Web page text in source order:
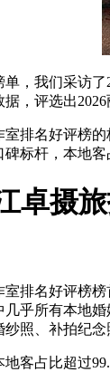
，我们采访
，评选出
室排名好评榜
标杆，本地
卓摄
排名好评榜
乎所有本地
照、补拍纪念
客占比超过